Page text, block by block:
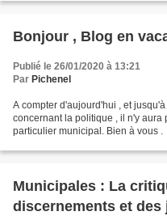
Bonjour , Blog en
Publié le 26/01/2020 à 13:21
Par Pichenel
A compter d'aujourd'hui , et
concernant la politique , il n'y
particulier municipal. Bien à vous .
Municipales : La
discernements et